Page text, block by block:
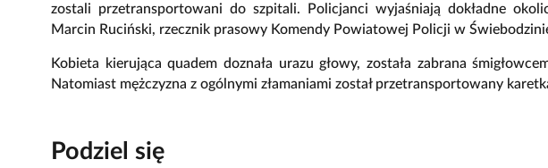
zostali przetransportowani do szpitali. Policjanci wyjaśniają dokładne
Marcin Ruciński, rzecznik prasowy Komendy Powiatowej Policji w
Kobieta kierująca quadem doznała urazu głowy, została zabrana
Natomiast mężczyzna z ogólnymi złamaniami został przetransportowany
Podziel się